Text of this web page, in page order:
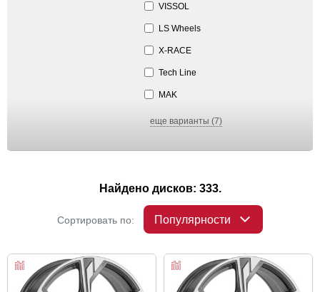
VISSOL
LS Wheels
X-RACE
Tech Line
MAK
еще варианты (7)
Найдено дисков: 333.
Сортировать по: Популярности